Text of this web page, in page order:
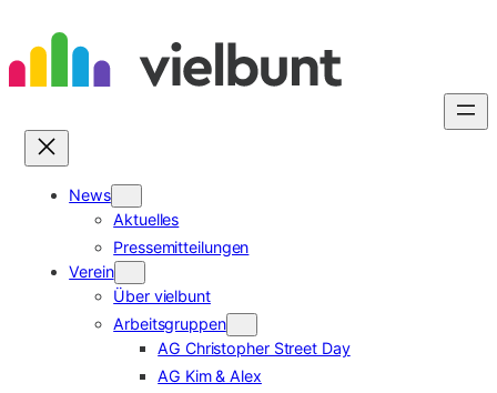
Inhalt
springen
News
Aktuelles
Pressemitteilungen
Verein
Über vielbunt
Arbeitsgruppen
AG Christopher Street Day
AG Kim & Alex